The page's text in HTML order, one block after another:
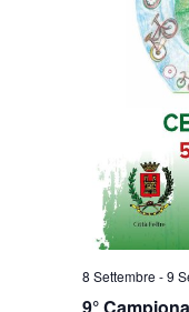
9°
8 Settembre -9